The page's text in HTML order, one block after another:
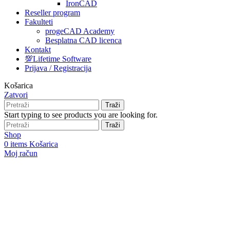
IronCAD
Reseller program
Fakulteti
progeCAD Academy
Besplatna CAD licenca
Kontakt
💯Lifetime Software
Prijava / Registracija
Košarica
Zatvori
Traži
Start typing to see products you are looking for.
Traži
Shop
0 items Košarica
Moj račun